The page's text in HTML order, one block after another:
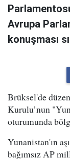
Avrupa
konuşması
Brüksel'de
Kurulu’nun
oturumunda
Yunanistan'ın
bağımsız AP